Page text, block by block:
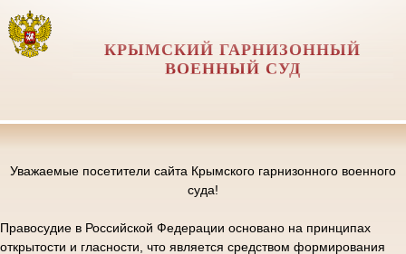
КРЫМСКИЙ ГАРНИЗОННЫЙ
ВОЕННЫЙ СУД
Уважаемые посетители сайта Крымского гарнизонного военного
суда!
Правосудие в Российской Федерации основано на принципах
открытости и гласности, что является средством формирования